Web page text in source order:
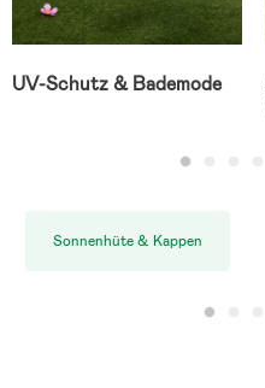
UV-Schutz & Bademode
Sonnenhüte & Kappen